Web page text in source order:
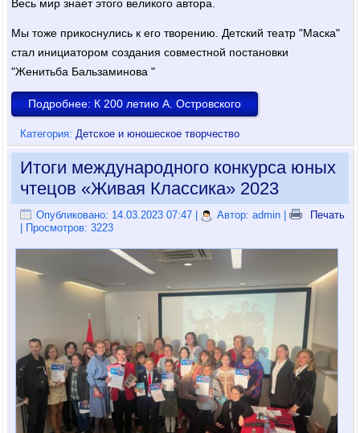
Весь мир знает этого великого автора.
Мы тоже прикоснулись к его творению. Детский театр "Маска"
стал инициатором создания совместной постановки
"Женитьба Бальзаминова "
Подробнее: К 200 летию А. Островского
Категория:Детское и юношеское творчество
Итоги международного конкурса юных
чтецов «Живая Классика» 2023
Опубликовано: 14.03.2023 07:47 Автор: admin |
Печать
| Просмотров: 3223